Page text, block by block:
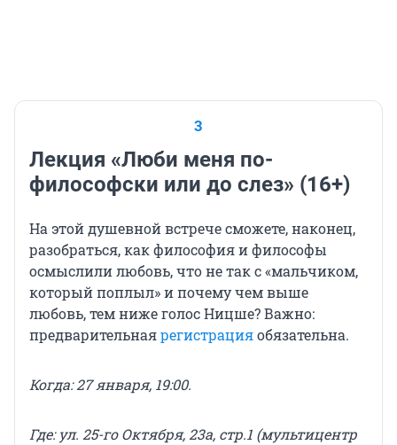
3
Лекция «Люби меня по-
философски или до слез» (16+)
На этой душевной встрече сможете, наконец,
разобраться, как философия и философы
осмыслили любовь, что не так с «мальчиком,
который поплыл» и почему чем выше
любовь, тем ниже голос Ницше? Важно:
предварительнаярегистрацияобязательна.
Когда: 27 января, 19:00.
Где: ул. 25-го Октября, 23а, стр.1 (мультицентр